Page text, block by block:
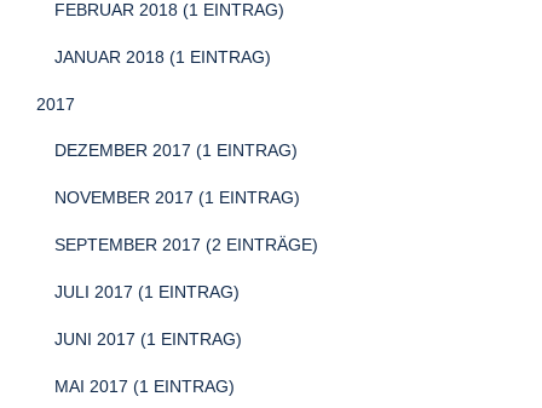
FEBRUAR 2018 (1 EINTRAG)
JANUAR 2018 (1 EINTRAG)
2017
DEZEMBER 2017 (1 EINTRAG)
NOVEMBER 2017 (1 EINTRAG)
SEPTEMBER 2017 (2 EINTRÄGE)
JULI 2017 (1 EINTRAG)
JUNI 2017 (1 EINTRAG)
MAI 2017 (1 EINTRAG)